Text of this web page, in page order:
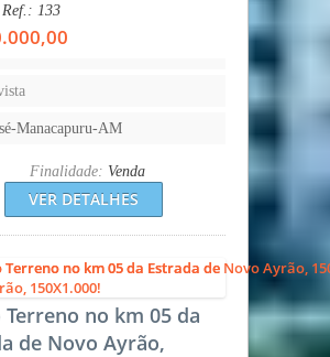
Ref.: 133
Manacapuru-AM
Finalidade: Venda
VER DETALHES
no km 05 da
de Novo Ayrão,